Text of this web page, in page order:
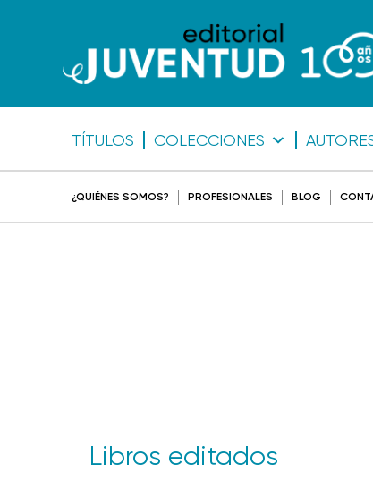
TÍTULOS COLECCIONES
¿QUIÉNES SOMOS? PROFESIONALES BLOG
Libros editados